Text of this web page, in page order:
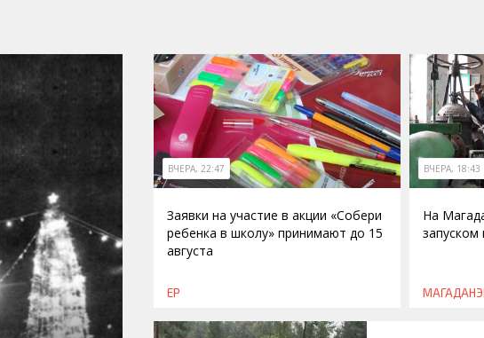
ВЧЕРА, 22:47
Заявки на участие в акции «Собери
ребенка в школу» принимают до 15
августа
ЕР
ВЧЕРА, 18:43
На
запуском